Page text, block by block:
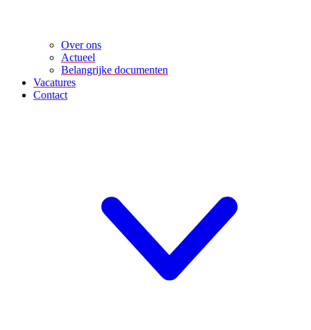
Over ons
Actueel
Belangrijke documenten
Vacatures
Contact